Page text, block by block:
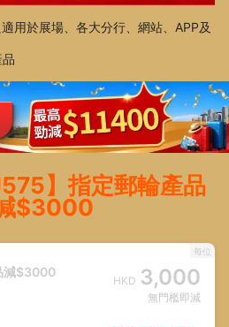
用於展場、各大分行、網站、APP及
】指定郵輪產品
$3000
減$3000
HKD 3,000
無門檻即減
每位